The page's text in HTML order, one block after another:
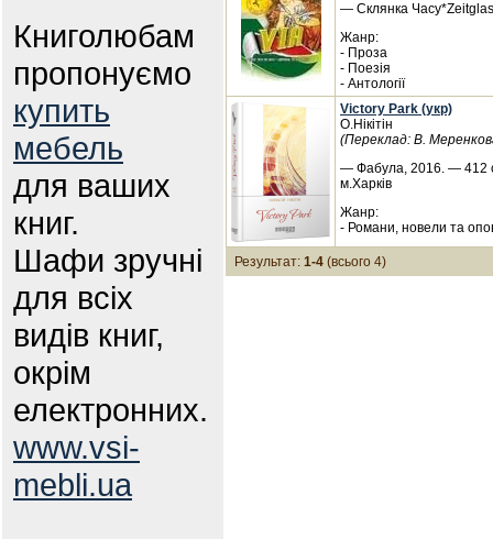
Книголюбам
пропонуємо
купить
мебель
для ваших
книг.
Шафи зручні
для всіх
видів книг,
окрім
електронних.
www.vsi-
mebli.ua
— Склянка
Жанр:
- Проза
- Поезія
- Антології
Victory Park (укр)
О.Нікітін
(Переклад: В.
— Фабула, 2016. — 412
м.Харків
Жанр:
- Романи, новели та
Результат: 1-4 (всього 4)